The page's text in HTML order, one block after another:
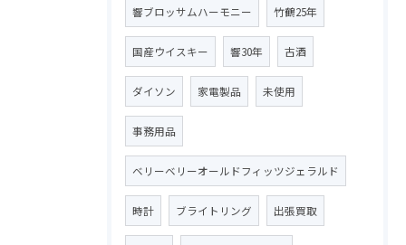
響ブロッサムハーモニー 竹鶴25年
国産ウイスキー 響30年 古酒
ダイソン 家電製品 未使用
事務用品
ベリーベリーオールドフィッツジェラルド
時計 ブライトリング 出張買取